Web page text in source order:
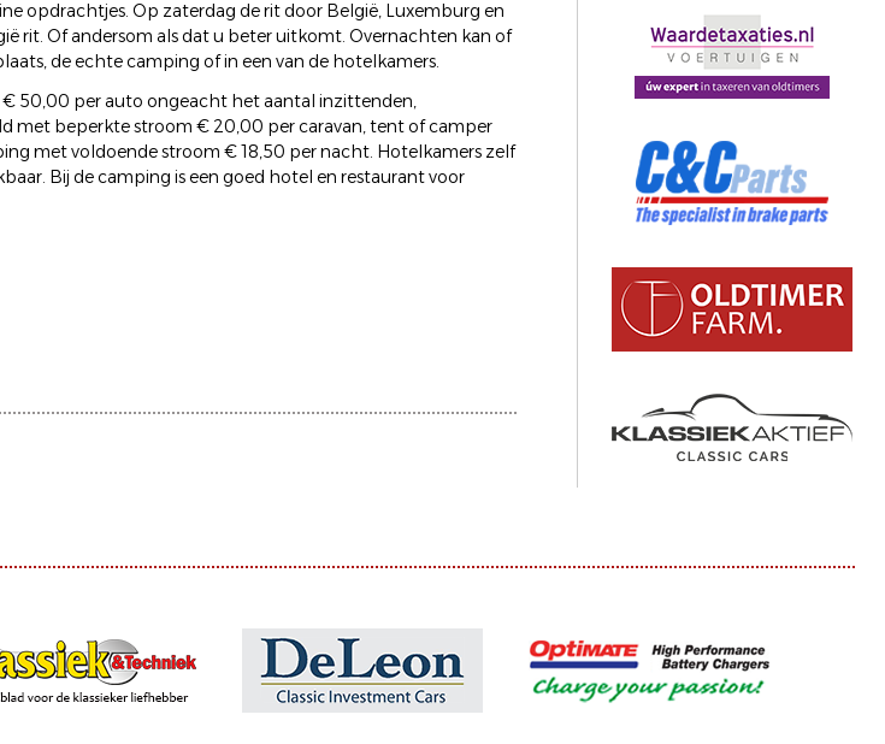
opdrachtjes. Op zaterdag de rit door België, Luxemburg en
rit. Of andersom als dat u beter uitkomt. Overnachten kan of
de echte camping of in een van de hotelkamers.
€ 50,00 per auto ongeacht het aantal inzittenden,
met beperkte stroom € 20,00 per caravan, tent of camper
met voldoende stroom € 18,50 per nacht. Hotelkamers zelf
Bij de camping is een goed hotel en restaurant voor